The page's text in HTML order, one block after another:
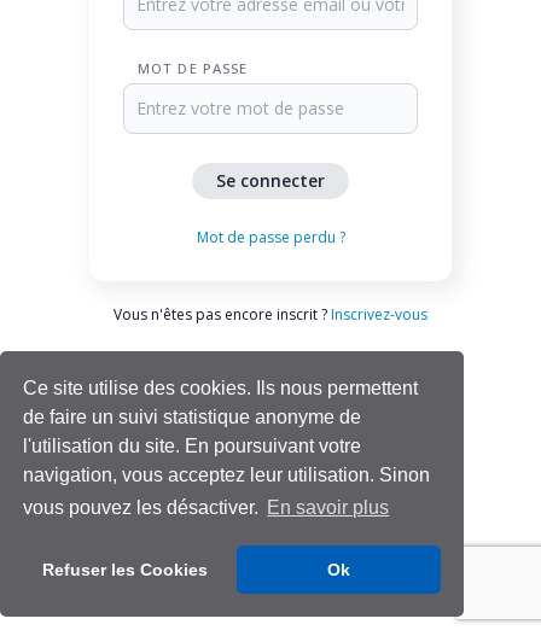
Ce site utilise des cookies. Ils nous permettent
de faire un suivi statistique anonyme de
l'utilisation du site. En poursuivant votre
navigation, vous acceptez leur utilisation. Sinon
vous pouvez les désactiver. En savoir plus
Refuser les Cookies Ok
MOT DE PASSE
Mot de passe perdu ?
Vous n'êtes pas encore inscrit ? Inscrivez-vous